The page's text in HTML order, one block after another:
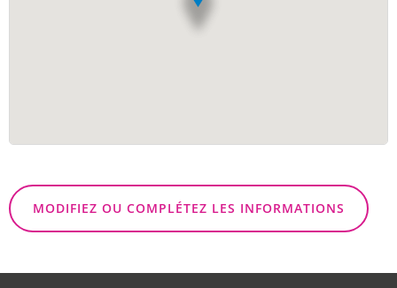
MODIFIEZ OU COMPLÉTEZ LES INFORMATIONS